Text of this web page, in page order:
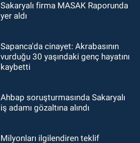
Sakaryalı firma MASAK Raporunda
yer aldı
Sapanca'da cinayet: Akrabasının
vurduğu 30 yaşındaki genç hayatını
kaybetti
Ahbap soruşturmasında Sakaryalı
iş adamı gözaltına alındı
Milyonları ilgilendiren teklif